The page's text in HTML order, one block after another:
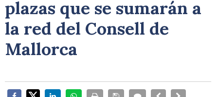
plazas que se sumarán a
la red del Consell de
Mallorca